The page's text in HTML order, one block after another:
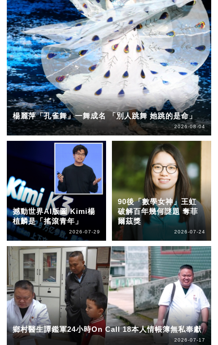
楊麗萍「孔雀舞」一舞成名 「別人跳舞 她跳的是命」
2026-08-04
撼動世界AI版圖 Kimi楊
植麟是「搖滾青年」
2026-07-29
90後「數學女神」王虹
破解百年幾何謎題 奪菲
爾茲獎
2026-07-24
鄉村醫生譚鑑軍24小時On Call 18本人情帳簿無私奉獻
2026-07-17